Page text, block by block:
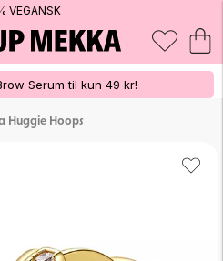
VEGANSK
Serum til kun 49 kr!
Huggie Hoops